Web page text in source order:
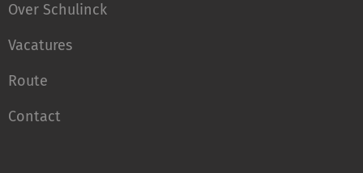
Over Schulinck
Vacatures
Route
Contact